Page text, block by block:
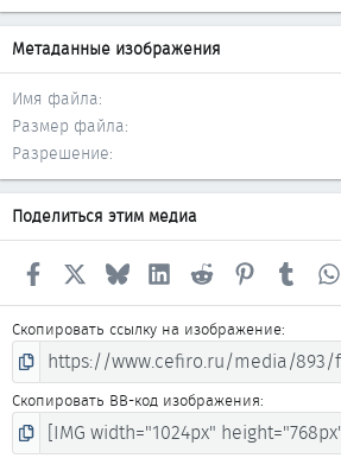
Метаданные изображения
Имя файла
Размер файла
Разрешение
Поделиться этим медиа
Facebook Bluesky LinkedInReddit PinterestTumblr
Скопировать ссылку на изображение
Скопировать BB-код изображения